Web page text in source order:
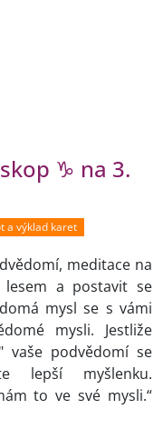
♑ na 3.
a výklad karet
meditace na
a postavit se
mysl se s vámi
mysli. Jestliže
vaše podvědomí se
lepší myšlenku.
to ve své mysli.“